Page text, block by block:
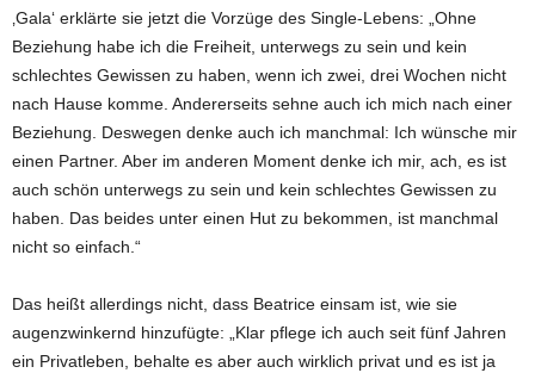
‚Gala‘ erklärte sie jetzt die Vorzüge des Single-Lebens: „Ohne
Beziehung habe ich die Freiheit, unterwegs zu sein und kein
schlechtes Gewissen zu haben, wenn ich zwei, drei Wochen nicht
nach Hause komme. Andererseits sehne auch ich mich nach einer
Beziehung. Deswegen denke auch ich manchmal: Ich wünsche mir
einen Partner. Aber im anderen Moment denke ich mir, ach, es ist
auch schön unterwegs zu sein und kein schlechtes Gewissen zu
haben. Das beides unter einen Hut zu bekommen, ist manchmal
nicht so einfach.“
Das heißt allerdings nicht, dass Beatrice einsam ist, wie sie
augenzwinkernd hinzufügte: „Klar pflege ich auch seit fünf Jahren
ein Privatleben, behalte es aber auch wirklich privat und es ist ja